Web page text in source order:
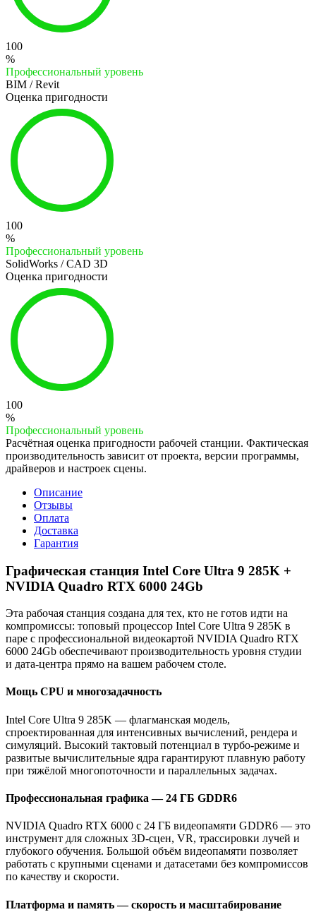
100
%
Профессиональный уровень
BIM / Revit
Оценка пригодности
100
%
Профессиональный уровень
SolidWorks / CAD 3D
Оценка пригодности
100
%
Профессиональный уровень
Расчётная оценка пригодности рабочей станции. Фактическая
производительность зависит от проекта, версии программы,
драйверов и настроек сцены.
Описание
Отзывы
Оплата
Доставка
Гарантия
Графическая станция Intel Core Ultra 9 285K +
NVIDIA Quadro RTX 6000 24Gb
Эта рабочая станция создана для тех, кто не готов идти на
компромиссы: топовый процессор Intel Core Ultra 9 285K в
паре с профессиональной видеокартой NVIDIA Quadro RTX
6000 24Gb обеспечивают производительность уровня студии
и дата‑центра прямо на вашем рабочем столе.
Мощь CPU и многозадачность
Intel Core Ultra 9 285K — флагманская модель,
спроектированная для интенсивных вычислений, рендера и
симуляций. Высокий тактовый потенциал в турбо‑режиме и
развитые вычислительные ядра гарантируют плавную работу
при тяжёлой многопоточности и параллельных задачах.
Профессиональная графика — 24 ГБ GDDR6
NVIDIA Quadro RTX 6000 с 24 ГБ видеопамяти GDDR6 — это
инструмент для сложных 3D‑сцен, VR, трассировки лучей и
глубокого обучения. Большой объём видеопамяти позволяет
работать с крупными сценами и датасетами без компромиссов
по качеству и скорости.
Платформа и память — скорость и масштабирование